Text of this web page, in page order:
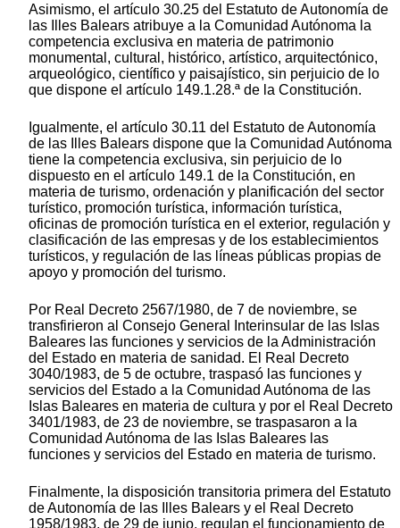
Asimismo, el artículo 30.25 del Estatuto de Autonomía de
las Illes Balears atribuye a la Comunidad Autónoma la
competencia exclusiva en materia de patrimonio
monumental, cultural, histórico, artístico, arquitectónico,
arqueológico, científico y paisajístico, sin perjuicio de lo
que dispone el artículo 149.1.28.ª de la Constitución.
Igualmente, el artículo 30.11 del Estatuto de Autonomía
de las Illes Balears dispone que la Comunidad Autónoma
tiene la competencia exclusiva, sin perjuicio de lo
dispuesto en el artículo 149.1 de la Constitución, en
materia de turismo, ordenación y planificación del sector
turístico, promoción turística, información turística,
oficinas de promoción turística en el exterior, regulación y
clasificación de las empresas y de los establecimientos
turísticos, y regulación de las líneas públicas propias de
apoyo y promoción del turismo.
Por Real Decreto 2567/1980, de 7 de noviembre, se
transfirieron al Consejo General Interinsular de las Islas
Baleares las funciones y servicios de la Administración
del Estado en materia de sanidad. El Real Decreto
3040/1983, de 5 de octubre, traspasó las funciones y
servicios del Estado a la Comunidad Autónoma de las
Islas Baleares en materia de cultura y por el Real Decreto
3401/1983, de 23 de noviembre, se traspasaron a la
Comunidad Autónoma de las Islas Baleares las
funciones y servicios del Estado en materia de turismo.
Finalmente, la disposición transitoria primera del Estatuto
de Autonomía de las Illes Balears y el Real Decreto
1958/1983, de 29 de junio, regulan el funcionamiento de